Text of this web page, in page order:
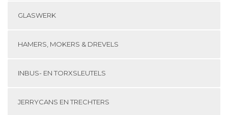
GLASWERK
HAMERS, MOKERS & DREVELS
INBUS- EN TORXSLEUTELS
JERRYCANS EN TRECHTERS